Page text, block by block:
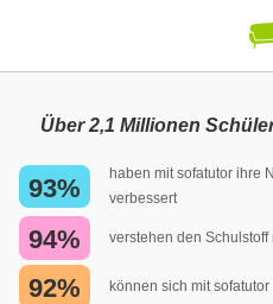
Über 2,1 Millionen
93%
haben mit sofatutor ihre
verbessert
94% verstehen den Schulstoff
92% können sich mit